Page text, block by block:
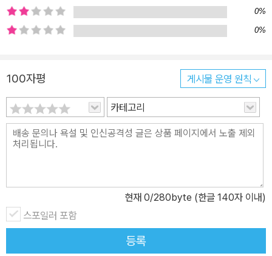
장치’에 몰래 들어갔다가 파리가 되어버린 것입니다. 아로, 건우, 혜리
는 직접 여러 가지 곤충이 되어 보면서 곤충마다 생김새가 다르고 어
른벌레가 되어가는 과정에도 완전 탈바꿈과 불완전 탈바꿈이 있다는
민이 생깁니다. 우연히 만난 곤충 소녀 연두에게 애틋한 감정을 느끼
게 되지만, 몰래 키워온 애벌레가 나비로 탈바꿈을 하는 순간 연두도
함께 사라져버린 것입니다. 과연 연두에게 무슨 일이 일어난 것일까
요? ≪몹시도 수상쩍은 과학교실≫ 3권에서는 초등 과정에서 알아야
하는 곤충에 대한 모든 것을 재미있는 이야기 안에서 자연스럽게 배
과학적인 결과도 예외일 수 없습니다. 현재 상식인 과학적인 법칙도
어느 순간에 부정될 수 있습니다. 그러므로 완전한 결과로 인정되는
과학적인 사실만을 외우는 결과론적이고 지식 중심적인 과학 교육은
의미가 없습니다. 그보다는 과학적인 사실에 도달하는 과정에 초점을
0%
0%
100자평 게시물 운영 원칙
카테고리
현재 0/280byte (한글 140자 이내)
스포일러 포함
등록